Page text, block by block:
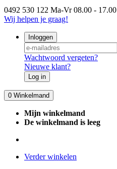
0492 530 122 Ma-Vr 08.00 - 17.00
Wij helpen je graag!
Inloggen
Wachtwoord vergeten?
Nieuwe klant?
Log in
0 Winkelmand
Mijn winkelmand
De winkelmand is leeg
Verder winkelen